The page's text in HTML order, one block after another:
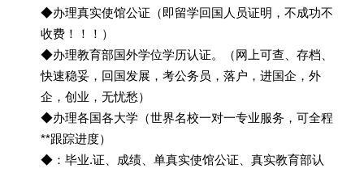
◆办理真实使馆公证（即留学回国人员证明，不成功不
收费！！！）
◆办理教育部国外学位学历认证。（网上可查、存档、
快速稳妥，回国发展，考公务员，落户，进国企，外
企，创业，无忧愁）
◆办理各国各大学（世界名校一对一专业服务，可全程
**跟踪进度）
◆：毕业.证、成绩、单真实使馆公证、真实教育部认